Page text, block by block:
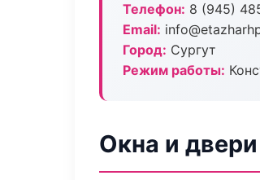
Телефон: 8 (945)
Email:
Город: Сургут
Режим работы:
Окна и